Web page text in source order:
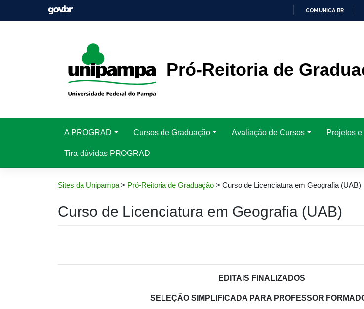
COMUNICA BR
Pró-Reitoria de
A PROGRAD Cursos de Graduação Avaliação de Cursos Projetos
Tira-dúvidas PROGRAD
Sites da Unipampa> Pró-Reitoria de Graduação > Curso de Licenciatura em Geografia (UAB)
Curso de Licenciatura em Geografia (UAB)
EDITAIS FINALIZADOS
SELEÇÃO SIMPLIFICADA PARA PROFESSOR